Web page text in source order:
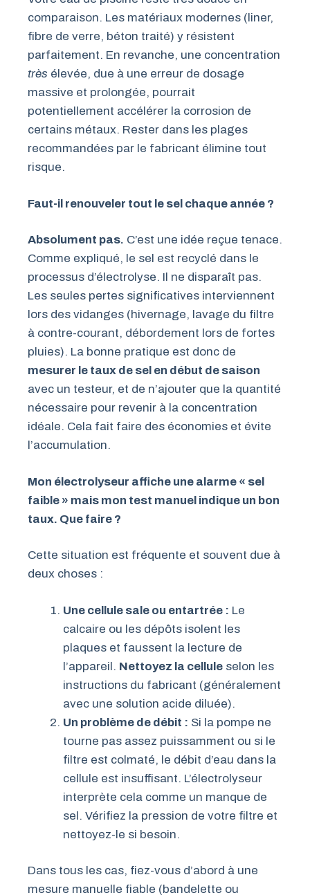
comparaison. Les matériaux modernes (liner,
fibre de verre, béton traité) y résistent
parfaitement. En revanche, une concentration
très élevée, due à une erreur de dosage
massive et prolongée, pourrait
potentiellement accélérer la corrosion de
certains métaux. Rester dans les plages
recommandées par le fabricant élimine tout
risque.
Faut-il renouveler tout le sel chaque année ?
Absolument pas. C’est une idée reçue tenace.
Comme expliqué, le sel est recyclé dans le
processus d’électrolyse. Il ne disparaît pas.
Les seules pertes significatives interviennent
lors des vidanges (hivernage, lavage du filtre
à contre-courant, débordement lors de fortes
pluies). La bonne pratique est donc de
mesurer le taux de sel en début de saison
avec un testeur, et de n’ajouter que la quantité
nécessaire pour revenir à la concentration
idéale. Cela fait faire des économies et évite
l’accumulation.
Mon électrolyseur affiche une alarme « sel
faible » mais mon test manuel indique un bon
taux. Que faire ?
Cette situation est fréquente et souvent due à
deux choses :
Une cellule sale ou entartrée : Le
calcaire ou les dépôts isolent les
plaques et faussent la lecture de
l’appareil. Nettoyez la cellule selon les
instructions du fabricant (généralement
avec une solution acide diluée).
Un problème de débit : Si la pompe ne
tourne pas assez puissamment ou si le
filtre est colmaté, le débit d’eau dans la
cellule est insuffisant. L’électrolyseur
interprète cela comme un manque de
sel. Vérifiez la pression de votre filtre et
nettoyez-le si besoin.
Dans tous les cas, fiez-vous d’abord à une
mesure manuelle fiable (bandelette ou